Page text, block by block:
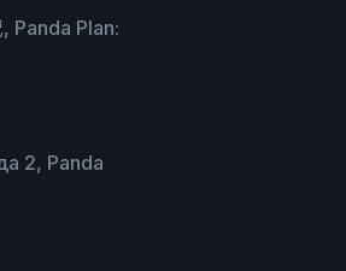
Panda Plan:
2, Panda